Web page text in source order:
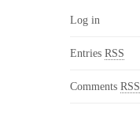
Log in
Entries RSS
Comments RSS